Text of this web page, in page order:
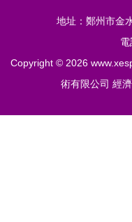
地址：鄭州市金
Copyright © 2026
術有限公司 經